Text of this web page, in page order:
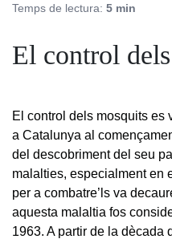
Temps de lectura: 5 min
El control
El control dels mosquits es
a Catalunya al
del descobriment del seu
malalties, especialment en
per a combatre’ls va
aquesta malaltia fos
1963. A partir de la dècada